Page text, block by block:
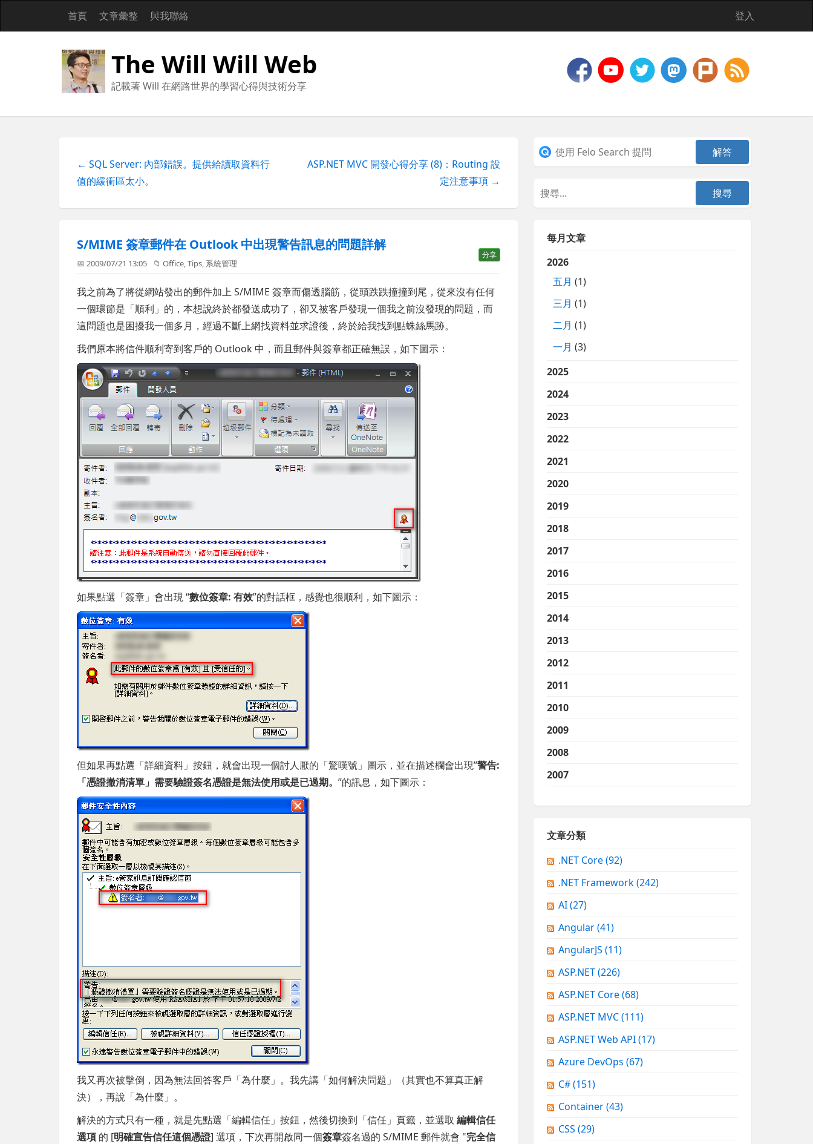
首頁 文章彙整 與我聯絡 登入
The Will Will Web
記載著 Will 在網路世界的學習心得與技術分享
← SQL Server: 內部錯誤。提供給讀取資料行
值的緩衝區太小。
ASP.NET MVC 開發心得分享 (8)：Routing 設
定注意事項 →
S/MIME 簽章郵件在 Outlook 中出現警告訊息的問題詳解
分享
📅 2009/07/21 13:05 📁Office,Tips, 系統管理
我之前為了將從網站發出的郵件加上 S/MIME 簽章而傷透腦筋，從頭跌跌撞撞到尾，從來沒有任何
一個環節是「順利」的，本想說終於都發送成功了，卻又被客戶發現一個我之前沒發現的問題，而
這問題也是困擾我一個多月，經過不斷上網找資料並求證後，終於給我找到點蛛絲馬跡。
我們原本將信件順利寄到客戶的 Outlook 中，而且郵件與簽章都正確無誤，如下圖示：
如果點選「簽章」會出現 “數位簽章: 有效”的對話框，感覺也很順利，如下圖示：
但如果再點選「詳細資料」按鈕，就會出現一個討人厭的「驚嘆號」圖示，並在描述欄會出現”警告:
「憑證撤消清單」需要驗證簽名憑證是無法使用或是已過期。”的訊息，如下圖示：
我又再次被擊倒，因為無法回答客戶「為什麼」。我先講「如何解決問題」（其實也不算真正解
決），再說「為什麼」。
解決的方式只有一種，就是先點選「編輯信任」按鈕，然後切換到「信任」頁籤，並選取編輯信任
選項 的 [明確宣告信任這個憑證] 選項，下次再開啟同一個簽章簽名過的 S/MIME 郵件就會 "完全信
每月文章
2026
五月 (1)
三月 (1)
二月 (1)
一月 (3)
2025
2024
2023
2022
2021
2020
2019
2018
2017
2016
2015
2014
2013
2012
2011
2010
2009
2008
2007
文章分類
.NET Core(92)
.NET Framework(242)
AI(27)
Angular(41)
AngularJS (11)
ASP.NET(226)
ASP.NET Core(68)
ASP.NET MVC(111)
ASP.NET Web API(17)
Azure DevOps (67)
C#(151)
Container(43)
CSS (29)